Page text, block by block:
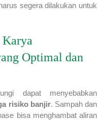
segera dilakukan untuk
Optimal dan
dapat menyebabkan
risiko banjir. Sampah dan
bisa menghambat aliran